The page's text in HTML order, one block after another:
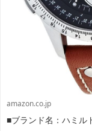
amazon.co.jp
■ブランド名：ハミル